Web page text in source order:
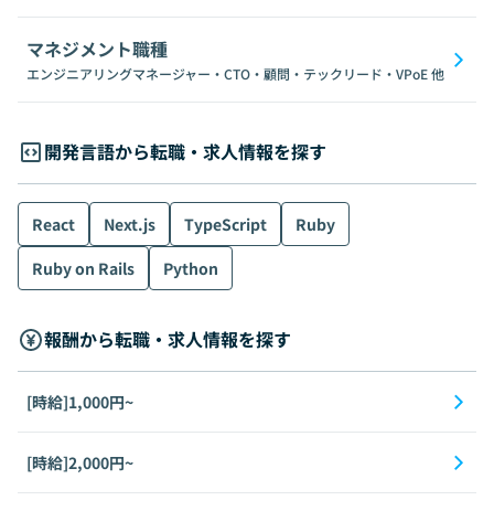
マネジメント職種
エンジニアリングマネージャー・CTO・顧問・テックリード・VPoE他
開発言語から転職・求人情報を探す
React Next.js TypeScript
Ruby
Ruby on Rails
Python
報酬から転職・求人情報を探す
[時給]1,000円~
[時給]2,000円~